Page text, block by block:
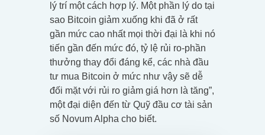
lý trí một cách hợp lý. Một phần lý do tại
sao Bitcoin giảm xuống khi đã ở rất
gần mức cao nhất mọi thời đại là khi nó
tiến gần đến mức đó, tỷ lệ rủi ro-phần
thưởng thay đổi đáng kể, các nhà đầu
tư mua Bitcoin ở mức như vậy sẽ dễ
đối mặt với rủi ro giảm giá hơn là tăng”,
một đại diện đến từ Quỹ đầu cơ tài sản
số Novum Alpha cho biết.